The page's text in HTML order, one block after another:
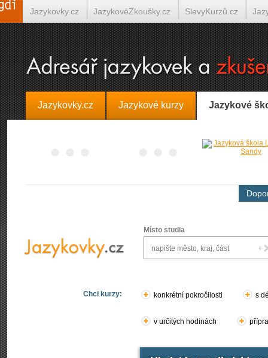
Jazykovky.cz Jazykové kurzy Jazykové
Místo studia
Chci kurzy: konkrétní pokročilosti s
v určitých hodinách
Jazykovky.cz JazykovéZkoušky.cz SlevyKurzů.cz
Španělština on-line Italština on-line Tlumočení-